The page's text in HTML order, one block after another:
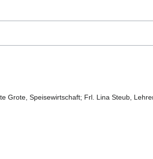
Grote, Speisewirtschaft; Frl. Lina Steub,